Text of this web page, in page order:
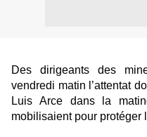
Des dirigeants des
vendredi matin l’attentat
Luis Arce dans la
mobilisaient pour protéger